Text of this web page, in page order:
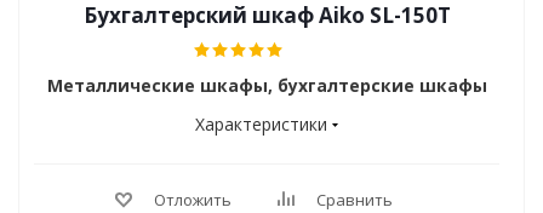
Бухгалтерский шкаф Aiko SL-150Т
Металлические шкафы, бухгалтерские шкафы
Характеристики
Отложить Сравнить